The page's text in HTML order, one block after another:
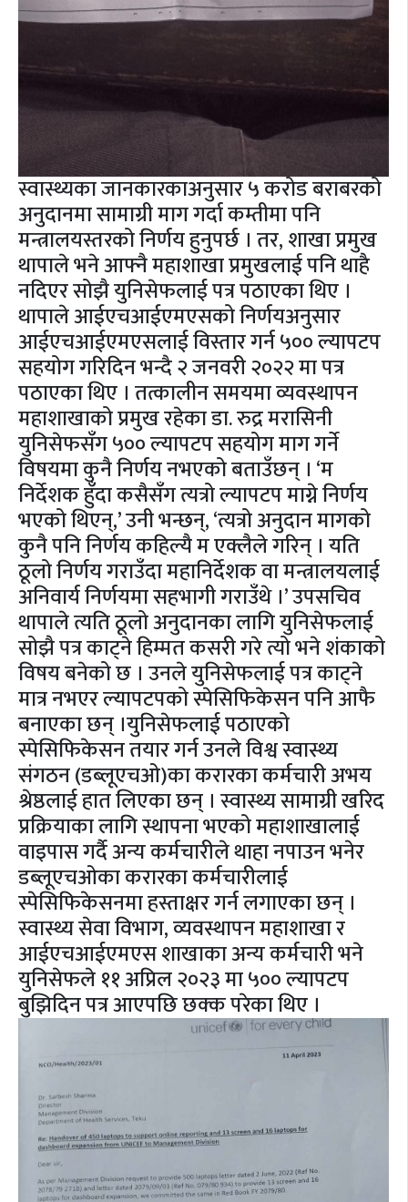
स्वास्थ्यका जानकारकाअनुसार ५ करोड बराबरको
अनुदानमा सामाग्री माग गर्दा कम्तीमा पनि
मन्त्रालयस्तरको निर्णय हुनुपर्छ । तर, शाखा प्रमुख
थापाले भने आफ्नै महाशाखा प्रमुखलाई पनि थाहै
नदिएर सोझै युनिसेफलाई पत्र पठाएका थिए ।
थापाले आईएचआईएमएसको निर्णयअनुसार
आईएचआईएमएसलाई विस्तार गर्न ५०० ल्यापटप
सहयोग गरिदिन भन्दै २ जनवरी २०२२ मा पत्र
पठाएका थिए । तत्कालीन समयमा व्यवस्थापन
महाशाखाको प्रमुख रहेका डा. रुद्र मरासिनी
युनिसेफसँग ५०० ल्यापटप सहयोग माग गर्ने
विषयमा कुनै निर्णय नभएको बताउँछन् । ‘म
निर्देशक हुँदा कसैसँग त्यत्रो ल्यापटप माग्ने निर्णय
भएको थिएन्,’ उनी भन्छन्, ‘त्यत्रो अनुदान मागको
कुनै पनि निर्णय कहिल्यै म एक्लैले गरिन् । यति
ठूलो निर्णय गराउँदा महानिर्देशक वा मन्त्रालयलाई
अनिवार्य निर्णयमा सहभागी गराउँथे ।’ उपसचिव
थापाले त्यति ठूलो अनुदानका लागि युनिसेफलाई
सोझै पत्र काट्ने हिम्मत कसरी गरे त्यो भने शंकाको
विषय बनेको छ । उनले युनिसेफलाई पत्र काट्ने
मात्र नभएर ल्यापटपको स्पेसिफिकेसन पनि आफै
बनाएका छन् ।युनिसेफलाई पठाएको
स्पेसिफिकेसन तयार गर्न उनले विश्व स्वास्थ्य
संगठन (डब्लूएचओ)का करारका कर्मचारी अभय
श्रेष्ठलाई हात लिएका छन् । स्वास्थ्य सामाग्री खरिद
प्रक्रियाका लागि स्थापना भएको महाशाखालाई
वाइपास गर्दै अन्य कर्मचारीले थाहा नपाउन भनेर
डब्लूएचओका करारका कर्मचारीलाई
स्पेसिफिकेसनमा हस्ताक्षर गर्न लगाएका छन् ।
स्वास्थ्य सेवा विभाग, व्यवस्थापन महाशाखा र
आईएचआईएमएस शाखाका अन्य कर्मचारी भने
युनिसेफले ११ अप्रिल २०२३ मा ५०० ल्यापटप
बुझिदिन पत्र आएपछि छक्क परेका थिए ।